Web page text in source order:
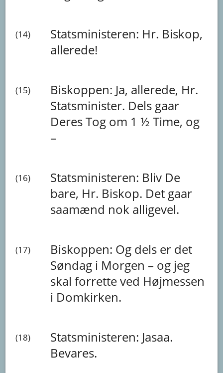
(14) Statsministeren: Hr. Biskop,
allerede!
(15) Biskoppen: Ja, allerede, Hr.
Statsminister. Dels gaar
DeresTog om 1½Time, og
–
(16) Statsministeren: Bliv De
bare, Hr. Biskop. Det gaar
saamænd nok alligevel.
(17) Biskoppen: Og dels er det
Søndag i Morgen – og jeg
skalforretteved Højmessen
i Domkirken.
(18) Statsministeren: Jasaa.
Bevares.